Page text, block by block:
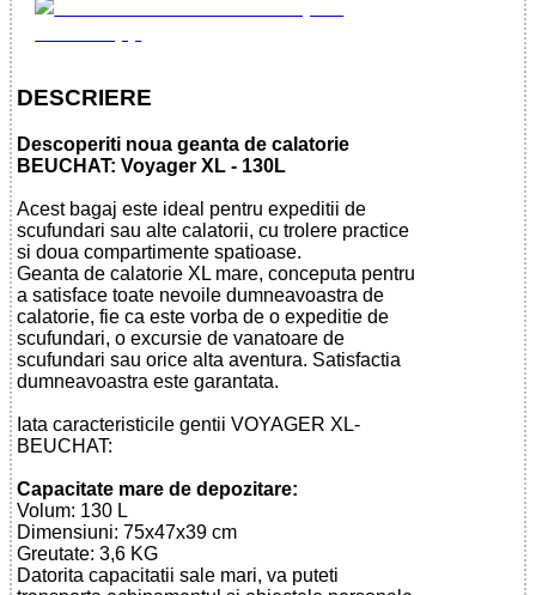
DESCRIERE
Descoperiti noua geanta de calatorie
BEUCHAT: Voyager XL - 130L
Acest bagaj este ideal pentru expeditii de
scufundari sau alte calatorii, cu trolere practice
si doua compartimente spatioase.
Geanta de calatorie XL mare, conceputa pentru
a satisface toate nevoile dumneavoastra de
calatorie, fie ca este vorba de o expeditie de
scufundari, o excursie de vanatoare de
scufundari sau orice alta aventura. Satisfactia
dumneavoastra este garantata.
Iata caracteristicile gentii VOYAGER XL-
BEUCHAT:
Capacitate mare de depozitare:
Volum: 130 L
Dimensiuni: 75x47x39 cm
Greutate: 3,6 KG
Datorita capacitatii sale mari, va puteti